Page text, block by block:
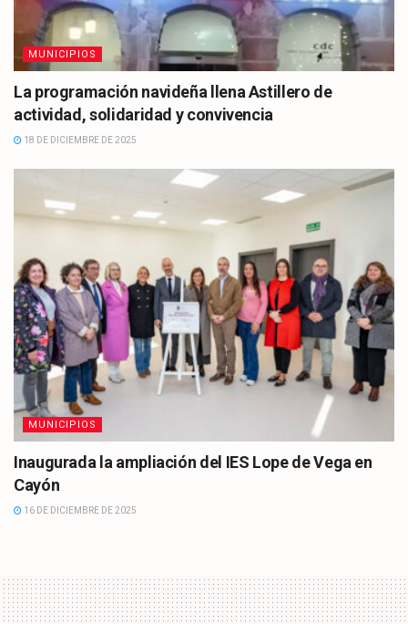
MUNICIPIOS
La programación navideña llena Astillero de
actividad, solidaridad y convivencia
18 DE DICIEMBRE DE 2025
MUNICIPIOS
Inaugurada la ampliación del IES Lope de Vega en
Cayón
16 DE DICIEMBRE DE 2025